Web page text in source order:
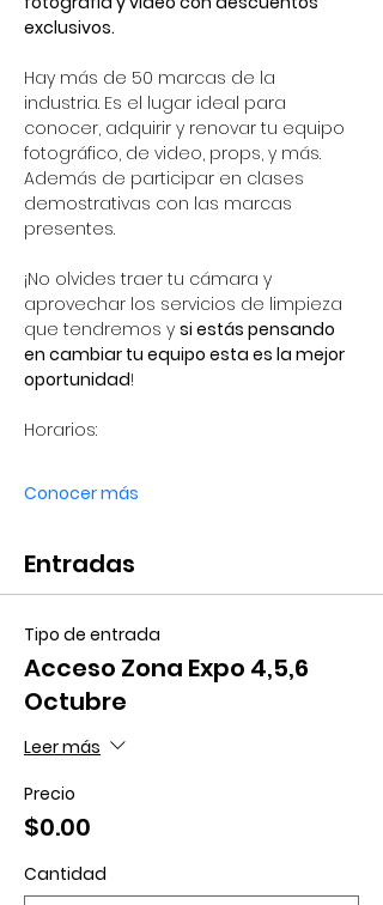
exclusivos.
Hay más de 50 marcas de la
industria. Es el lugar ideal para
conocer, adquirir y renovar tu equipo
fotográfico, de video, props, y más.
Además de participar en clases
demostrativas con las marcas
presentes.
¡No olvides traer tu cámara y
aprovechar los servicios de limpieza
que tendremos y si estás pensando
en cambiar tu equipo esta es la mejor
oportunidad!
Horarios:
Conocer más
Entradas
Tipo de entrada
Acceso Zona Expo 4,5,6
Octubre
Leer más
Precio
$0.00
Cantidad